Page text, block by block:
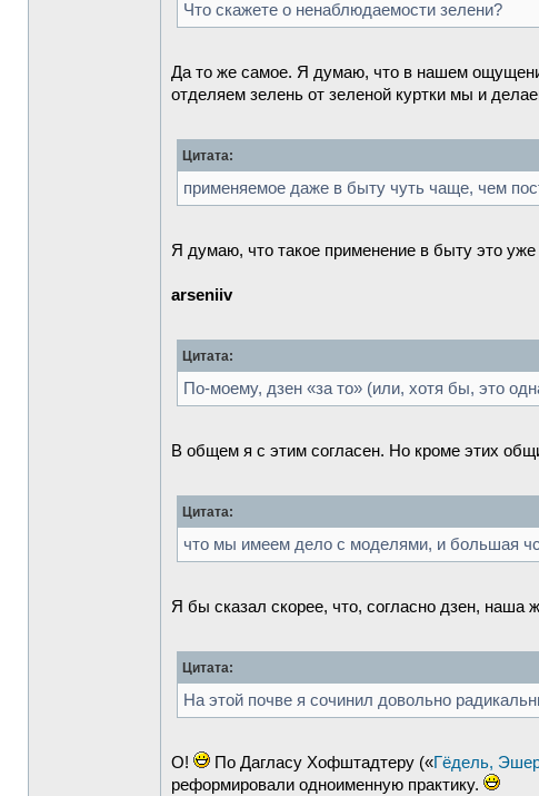
Что скажете о ненаблюдаемости зелени?
Да то же самое. Я думаю, что в нашем
отделяем зелень от зеленой куртки мы и
Цитата:
применяемое даже в быту чуть чаще, чем
Я думаю, что такое применение в быту это
arseniiv
Цитата:
По-моему, дзен «за то» (или, хотя бы, это
В общем я с этим согласен. Но кроме этих
Цитата:
что мы имеем дело с моделями, и большая
Я бы сказал скорее, что, согласно дзен, наша
Цитата:
На этой почве я сочинил довольно
О! По Дагласу Хофштадтеру («Гёдель,
реформировали одноименную практику.